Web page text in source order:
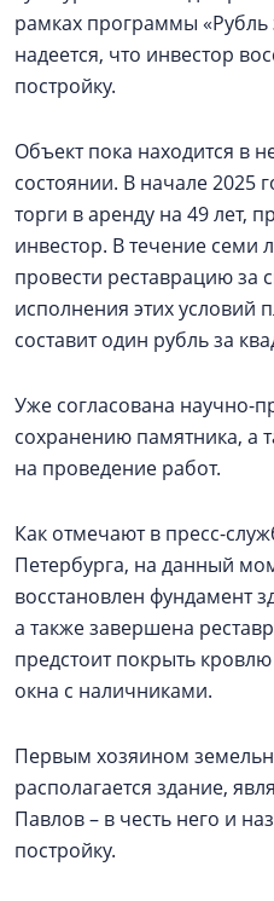
рамках программы
надеется, что инвестор
постройку.
Объект пока находится в
состоянии. В начале 2025
торги в аренду на 49 лет,
инвестор. В течение семи
провести реставрацию за
исполнения этих условий
составит один рубль за
Уже согласована научно-
сохранению памятника, а
на проведение работ.
Как отмечают в пресс-
Петербурга, на данный
восстановлен фундамент
а также завершена
предстоит покрыть
окна с наличниками.
Первым хозяином
располагается здание,
Павлов – в честь него и
постройку.